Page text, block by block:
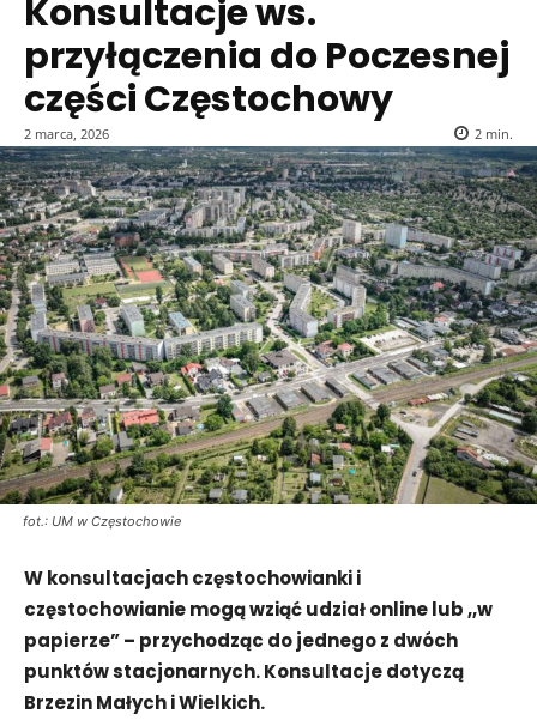
Konsultacje ws.
przyłączenia do Poczesnej
części Częstochowy
2 marca, 2026 2 min.
fot.: UM w Częstochowie
W konsultacjach częstochowianki i
częstochowianie mogą wziąć udział online lub ,,w
papierze” – przychodząc do jednego z dwóch
punktów stacjonarnych. Konsultacje dotyczą
Brzezin Małych i Wielkich.